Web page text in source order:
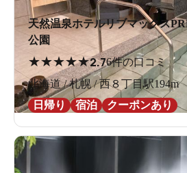
天然温泉ホテルリブマックス
公園
★★★★★2.76件の口コミ
北海道 / 札幌 / 西８丁目駅194m
日帰り
宿泊 クーポンあり